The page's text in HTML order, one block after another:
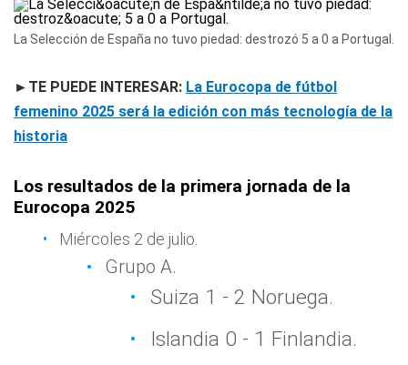
La Selección de España no tuvo piedad: destrozó 5 a 0 a Portugal.
►TE PUEDE INTERESAR: La Eurocopa de fútbol
femenino 2025 será la edición con más tecnología de la
historia
Los resultados de la primera jornada de la
Eurocopa 2025
Miércoles 2 de julio.
Grupo A.
Suiza 1 - 2 Noruega.
Islandia 0 - 1 Finlandia.